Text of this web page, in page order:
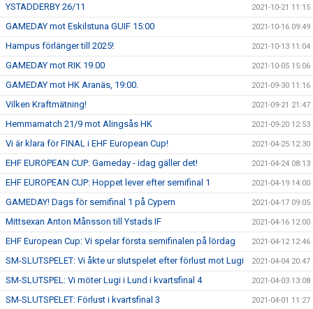
YSTADDERBY 26/11 2021-10-21 11:15
GAMEDAY mot Eskilstuna GUIF 15:00 2021-10-16 09:49
Hampus förlänger till 2025! 2021-10-13 11:04
GAMEDAY mot RIK 19.00 2021-10-05 15:06
GAMEDAY mot HK Aranäs, 19:00. 2021-09-30 11:16
Vilken Kraftmätning! 2021-09-21 21:47
Hemmamatch 21/9 mot Alingsås HK 2021-09-20 12:53
Vi är klara för FINAL i EHF European Cup! 2021-04-25 12:30
EHF EUROPEAN CUP: Gameday - idag gäller det! 2021-04-24 08:13
EHF EUROPEAN CUP: Hoppet lever efter semifinal 1 2021-04-19 14:00
GAMEDAY! Dags för semifinal 1 på Cypern 2021-04-17 09:05
Mittsexan Anton Månsson till Ystads IF 2021-04-16 12:00
EHF European Cup: Vi spelar första semifinalen på lördag 2021-04-12 12:46
SM-SLUTSPELET: Vi åkte ur slutspelet efter förlust mot Lugi 2021-04-04 20:47
SM-SLUTSPEL: Vi möter Lugi i Lund i kvartsfinal 4 2021-04-03 13:08
SM-SLUTSPELET: Förlust i kvartsfinal 3 2021-04-01 11:27